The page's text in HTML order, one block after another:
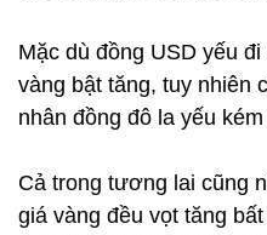
Mặc dù đồng USD yếu
vàng bật tăng, tuy nhiên
nhân đồng đô la yếu
Cả trong tương lai cũng
giá vàng đều vọt tăng